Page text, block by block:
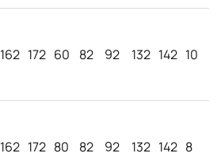
162 172 60 82 92 132 142 10
162 172 80 82 92 132 142 8